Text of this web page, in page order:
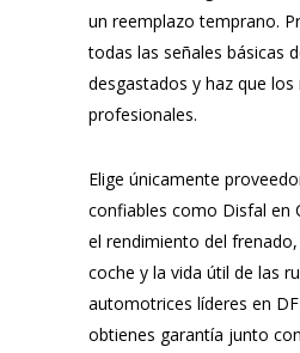
un reemplazo temprano.
todas las señales básicas
desgastados y haz que los
profesionales.
Elige únicamente
confiables como Disfal en
el rendimiento del
coche y la vida útil de las
automotrices líderes en
obtienes garantía junto